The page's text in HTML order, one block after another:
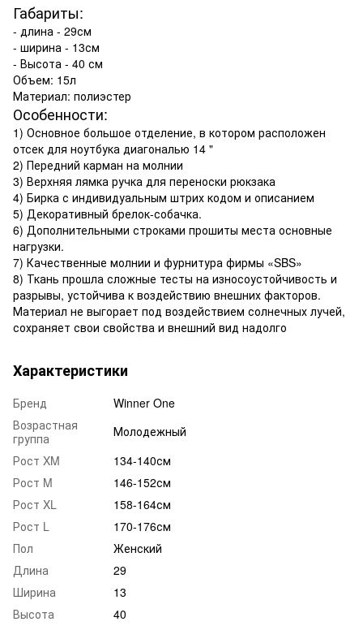
Габариты:
- длина - 29см
- ширина - 13см
- Высота - 40 см
Объем: 15л
Материал: полиэстер
Особенности:
1) Основное большое отделение, в котором расположен
отсек для ноутбука диагональю 14 "
2) Передний карман на молнии
3) Верхняя лямка ручка для переноски рюкзака
4) Бирка с индивидуальным штрих кодом и описанием
5) Декоративный брелок-собачка.
6) Дополнительными строками прошиты места основные
нагрузки.
7) Качественные молнии и фурнитура фирмы «SBS»
8) Ткань прошла сложные тесты на износоустойчивость и
разрывы, устойчива к воздействию внешних факторов.
Материал не выгорает под воздействием солнечных лучей,
сохраняет свои свойства и внешний вид надолго
Характеристики
Бренд
Winner One
Возрастная
группа
Молодежный
Рост XM
134-140см
Рост M
146-152см
Рост XL
158-164см
Рост L
170-176см
Пол
Женский
Длина
29
Ширина
13
Высота
40